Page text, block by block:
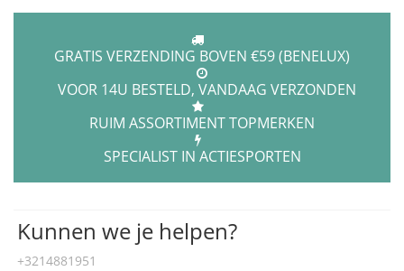
GRATIS VERZENDING BOVEN €59 (BENELUX)
VOOR 14U BESTELD, VANDAAG VERZONDEN
RUIM ASSORTIMENT TOPMERKEN
SPECIALIST IN ACTIESPORTEN
Kunnen we je helpen?
+3214881951